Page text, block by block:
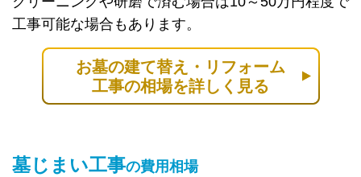
工事可能な場合もあります。
お墓の建て替え・リフォーム
工事の相場を詳しく見る
墓じまい工事の費用相場